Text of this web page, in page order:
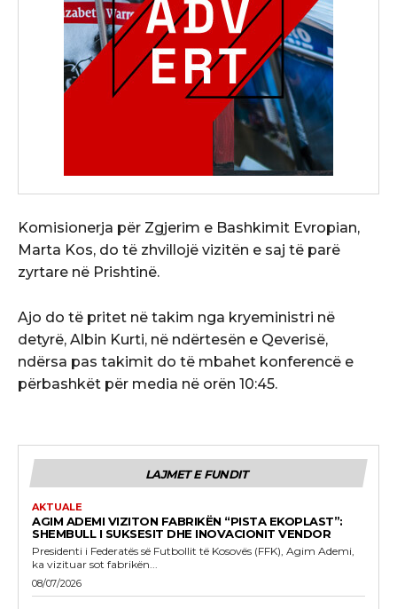
Komisionerja për Zgjerim e Bashkimit Evropian,
Marta Kos, do të zhvillojë vizitën e saj të parë
zyrtare në Prishtinë.
Ajo do të pritet në takim nga kryeministri në
detyrë, Albin Kurti, në ndërtesën e Qeverisë,
ndërsa pas takimit do të mbahet konferencë e
përbashkët për media në orën 10:45.
LAJMET E FUNDIT
AKTUALE
AGIM ADEMI VIZITON FABRIKËN “PISTA EKOPLAST”:
SHEMBULL I SUKSESIT DHE INOVACIONIT VENDOR
Presidenti i Federatës së Futbollit të Kosovës (FFK), Agim Ademi,
ka vizituar sot fabrikën...
08/07/2026